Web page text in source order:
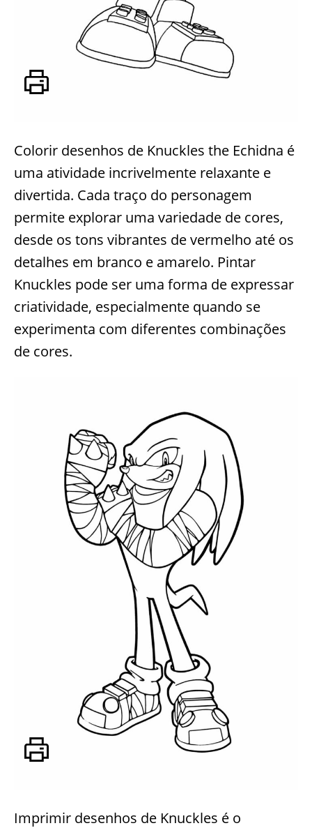
Colorir desenhos de Knuckles the Echidna é
uma atividade incrivelmente relaxante e
divertida. Cada traço do personagem
permite explorar uma variedade de cores,
desde os tons vibrantes de vermelho até os
detalhes em branco e amarelo. Pintar
Knuckles pode ser uma forma de expressar
criatividade, especialmente quando se
experimenta com diferentes combinações
de cores.
Imprimir desenhos de Knuckles é o